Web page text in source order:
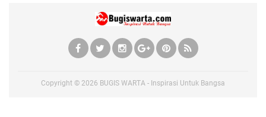
Copyright © 2026 BUGIS WARTA - Inspirasi Untuk Bangsa